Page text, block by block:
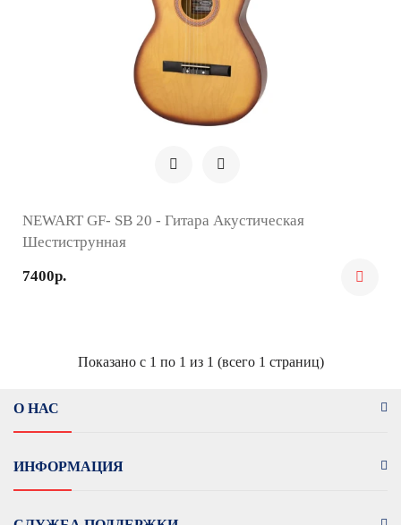
NEWART GF- SB 20 - Гитара Акустическая
Шестиструнная
7400р.
Показано с 1 по 1 из 1 (всего 1 страниц)
О НАС
ИНФОРМАЦИЯ